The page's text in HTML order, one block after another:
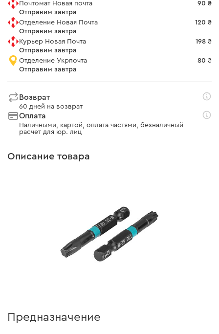
Почтомат Новая почта
Отправим завтра
90 ₴
Отделение Новая Почта
Отправим завтра
120 ₴
Курьер Новая Почта
Отправим завтра
198 ₴
Отделение Укрпочта
Отправим завтра
80 ₴
Возврат
60 дней на возврат
Оплата
Наличными, картой, оплата частями, безналичный
расчет для юр. лиц
Описание товара
Предназначение